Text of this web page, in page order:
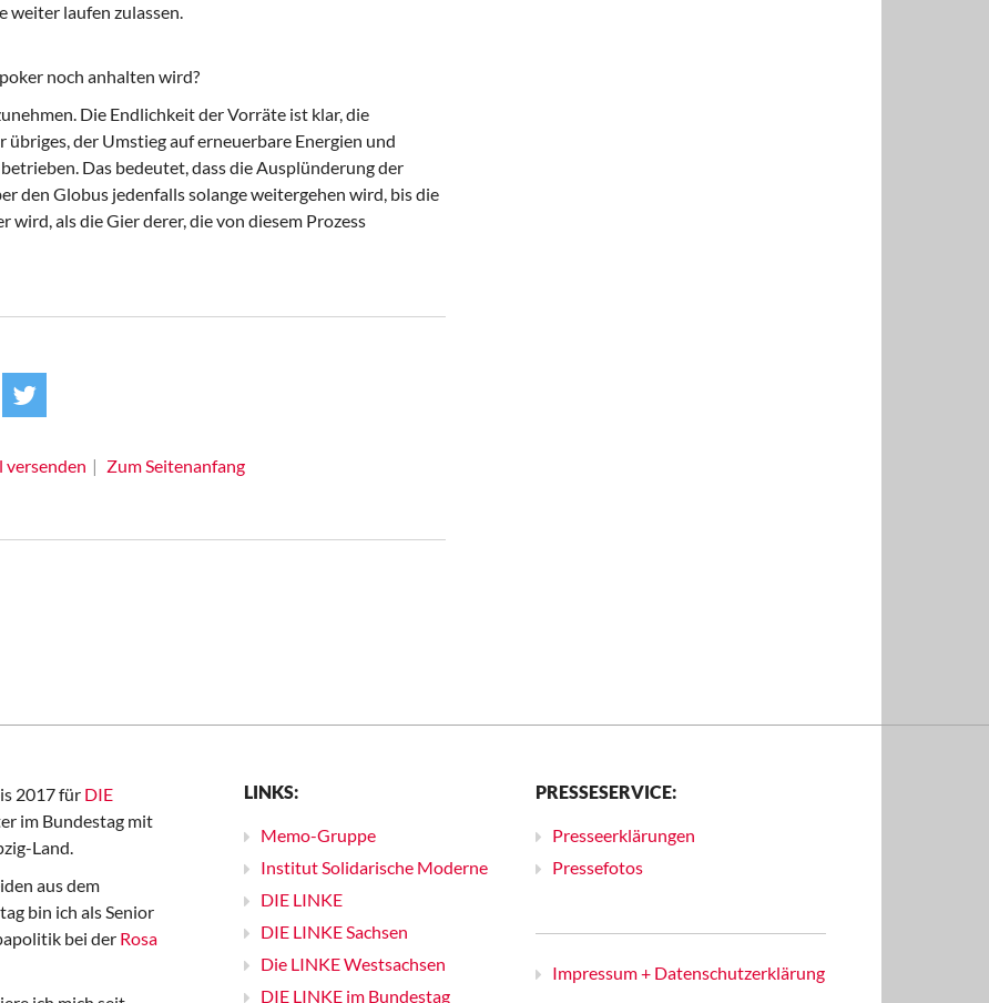
weiter laufen zulassen.
noch anhalten wird?
Die Endlichkeit der Vorräte ist klar, die
der Umstieg auf erneuerbare Energien und
Das bedeutet, dass die Ausplünderung der
den Globus jedenfalls solange weitergehen wird, bis die
als die Gier derer, die von diesem Prozess
Zum Seitenanfang
2017 für DIE
im Bundestag mit
Land.
aus dem
bin ich als Senior
bei der Rosa
LINKS:
Memo-Gruppe
Institut Solidarische Moderne
DIE LINKE
DIE LINKE Sachsen
Die LINKE Westsachsen
DIE LINKE im Bundestag
PRESSESERVICE:
Presseerklärungen
Pressefotos
Impressum + Datenschutzerklärung